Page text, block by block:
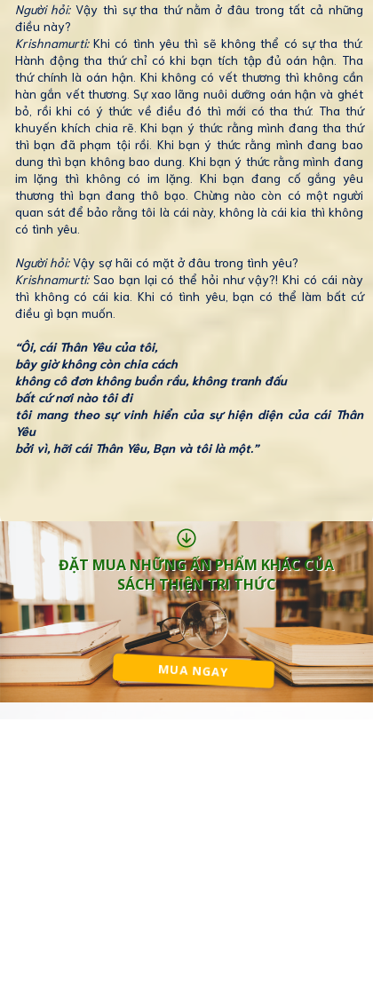
Người hỏi:Vậy thì sự tha thứ nằm ở đâu trong tất cả những
điều này?
Krishnamurti:Khi có tình yêu thì sẽ không thể có sự tha thứ.
Hành động tha thứ chỉ có khi bạn tích tập đủ oán hận. Tha
thứ chính là oán hận. Khi không có vết thương thì không cần
hàn gắn vết thương. Sự xao lãng nuôi dưỡng oán hận và ghét
bỏ, rồi khi có ý thức về điều đó thì mới có tha thứ. Tha thứ
khuyến khích chia rẽ. Khi bạn ý thức rằng mình đang tha thứ
thì bạn đã phạm tội rồi. Khi bạn ý thức rằng mình đang bao
dung thì bạn không bao dung. Khi bạn ý thức rằng mình đang
im lặng thì không có im lặng. Khi bạn đang cố gắng yêu
thương thì bạn đang thô bạo. Chừng nào còn có một người
quan sát để bảo rằng tôi là cái này, không là cái kia thì không
có tình yêu.
Người hỏi:Vậy sợ hãi có mặt ở đâu trong tình yêu?
Krishnamurti:Sao bạn lại có thể hỏi như vậy?! Khi có cái này
thì không có cái kia. Khi có tình yêu, bạn có thể làm bất cứ
điều gì bạn muốn.
“Ôi, cái Thân Yêu của tôi,
bây giờ không còn chia cách
không cô đơn không buồn rầu, không tranh đấu
bất cứ nơi nào tôi đi
tôi mang theo sự vinh hiển của sự hiện diện của cái Thân
Yêu
bởi vì, hỡi cái Thân Yêu, Bạn và tôi là một.”
ĐẶT MUA NHỮNG ẤN PHẨM KHÁC CỦA
SÁCH THIỆN TRI THỨC
ĐẶT MUA NHỮNG ẤN PHẨM KHÁC CỦA
SÁCH THIỆN TRI THỨC
MUA NGAY